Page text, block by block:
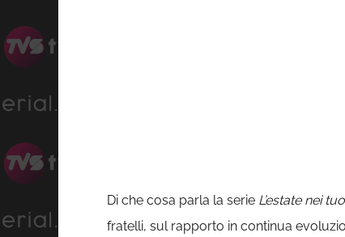
Di che cosa parla la serie L’estate nei
fratelli, sul rapporto in continua